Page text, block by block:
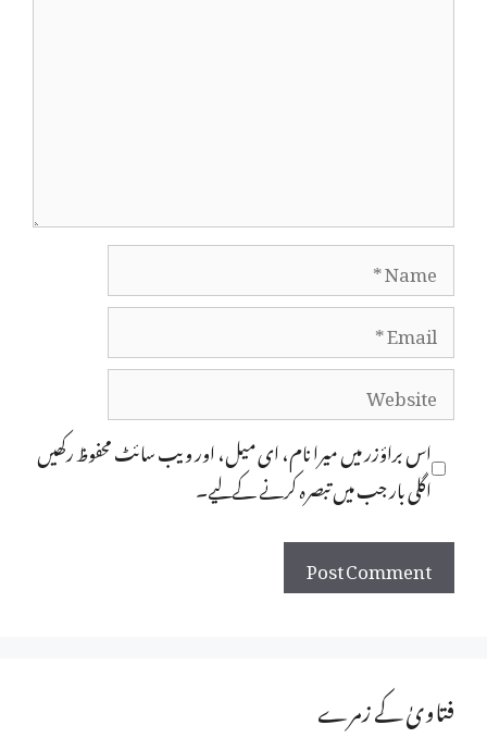
Name
Email
Website
اس براؤزر میں میرا نام، ای میل، اور ویب سائٹ محفوظ رکھیں
اگلی بار جب میں تبصرہ کرنے کےلیے۔
فتاویٰ کے زمرے